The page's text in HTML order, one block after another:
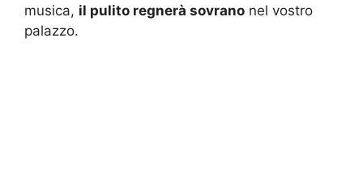
musica, il pulito regnerà sovrano nel vostro
palazzo.